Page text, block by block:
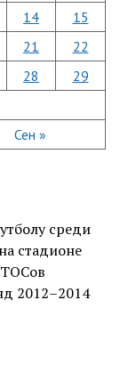
Сен »
14
15
21
22
28
29
среди
стадионе
2012–2014